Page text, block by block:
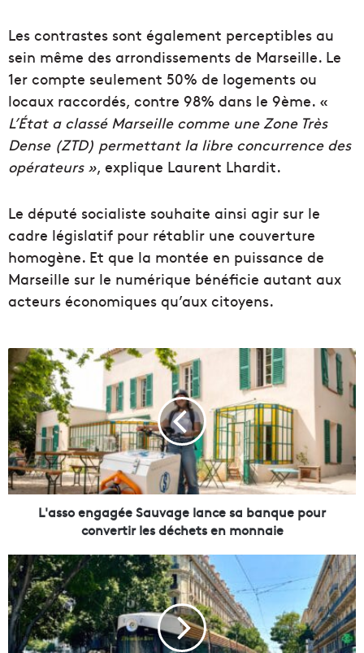
Les contrastes sont également perceptibles au
sein même des arrondissements de Marseille. Le
1er compte seulement 50% de logements ou
locaux raccordés, contre 98% dans le 9ème. «
L’État a classé Marseille comme une Zone Très
Dense (ZTD) permettant la libre concurrence des
opérateurs », explique Laurent Lhardit.
Le député socialiste souhaite ainsi agir sur le
cadre législatif pour rétablir une couverture
homogène. Et que la montée en puissance de
Marseille sur le numérique bénéficie autant aux
acteurs économiques qu’aux citoyens.
'
a
s
s
o
e
n
g
e
S
a
u
v
a
L'asso engagée Sauvage lance sa banque pour
convertir les déchets en monnaie
P
o
l
l
u
t